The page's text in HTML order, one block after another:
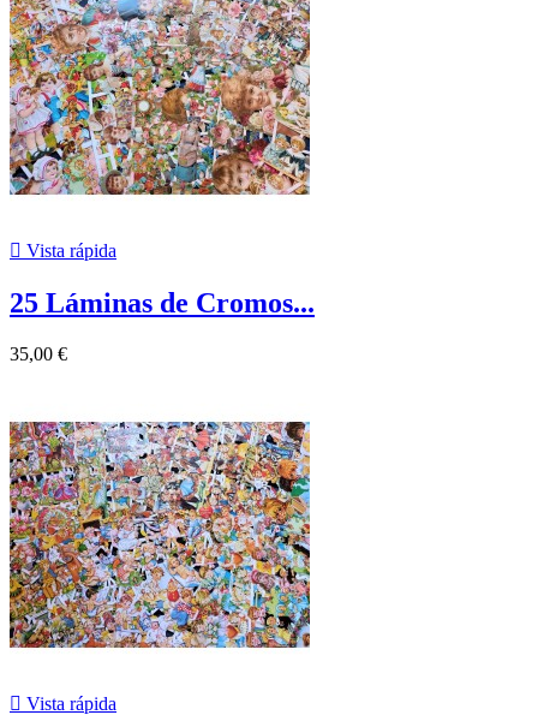
 Vista rápida
25 Láminas de Cromos...
35,00 €
 Vista rápida